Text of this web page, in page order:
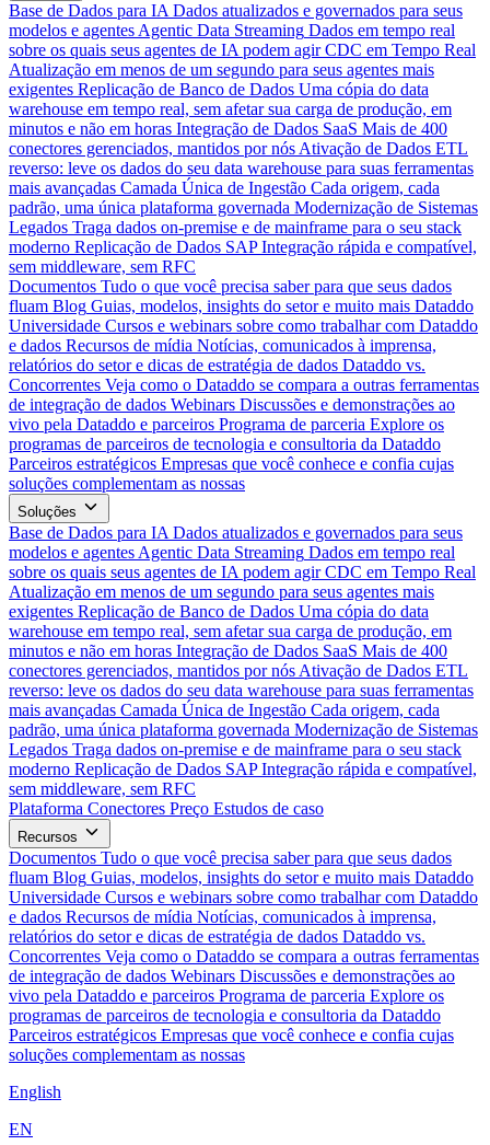
Base de Dados para IA Dados atualizados e governados para seus
modelos e agentes Agentic Data Streaming Dados em tempo real
sobre os quais seus agentes de IA podem agir CDC em Tempo Real
Atualização em menos de um segundo para seus agentes mais
exigentes Replicação de Banco de Dados Uma cópia do data
warehouse em tempo real, sem afetar sua carga de produção, em
minutos e não em horas Integração de Dados SaaS Mais de 400
conectores gerenciados, mantidos por nós Ativação de Dados ETL
reverso: leve os dados do seu data warehouse para suas ferramentas
mais avançadas Camada Única de Ingestão Cada origem, cada
padrão, uma única plataforma governada Modernização de Sistemas
Legados Traga dados on-premise e de mainframe para o seu stack
moderno Replicação de Dados SAP Integração rápida e compatível,
sem middleware, sem RFC
Documentos Tudo o que você precisa saber para que seus dados
fluam Blog Guias, modelos, insights do setor e muito mais Dataddo
Universidade Cursos e webinars sobre como trabalhar com Dataddo
e dados Recursos de mídia Notícias, comunicados à imprensa,
relatórios do setor e dicas de estratégia de dados Dataddo vs.
Concorrentes Veja como o Dataddo se compara a outras ferramentas
de integração de dados Webinars Discussões e demonstrações ao
vivo pela Dataddo e parceiros Programa de parceria Explore os
programas de parceiros de tecnologia e consultoria da Dataddo
Parceiros estratégicos Empresas que você conhece e confia cujas
soluções complementam as nossas
Soluções
Base de Dados para IA Dados atualizados e governados para seus
modelos e agentes Agentic Data Streaming Dados em tempo real
sobre os quais seus agentes de IA podem agir CDC em Tempo Real
Atualização em menos de um segundo para seus agentes mais
exigentes Replicação de Banco de Dados Uma cópia do data
warehouse em tempo real, sem afetar sua carga de produção, em
minutos e não em horas Integração de Dados SaaS Mais de 400
conectores gerenciados, mantidos por nós Ativação de Dados ETL
reverso: leve os dados do seu data warehouse para suas ferramentas
mais avançadas Camada Única de Ingestão Cada origem, cada
padrão, uma única plataforma governada Modernização de Sistemas
Legados Traga dados on-premise e de mainframe para o seu stack
moderno Replicação de Dados SAP Integração rápida e compatível,
sem middleware, sem RFC
Plataforma Conectores Preço Estudos de caso
Recursos
Documentos Tudo o que você precisa saber para que seus dados
fluam Blog Guias, modelos, insights do setor e muito mais Dataddo
Universidade Cursos e webinars sobre como trabalhar com Dataddo
e dados Recursos de mídia Notícias, comunicados à imprensa,
relatórios do setor e dicas de estratégia de dados Dataddo vs.
Concorrentes Veja como o Dataddo se compara a outras ferramentas
de integração de dados Webinars Discussões e demonstrações ao
vivo pela Dataddo e parceiros Programa de parceria Explore os
programas de parceiros de tecnologia e consultoria da Dataddo
Parceiros estratégicos Empresas que você conhece e confia cujas
soluções complementam as nossas
English
EN